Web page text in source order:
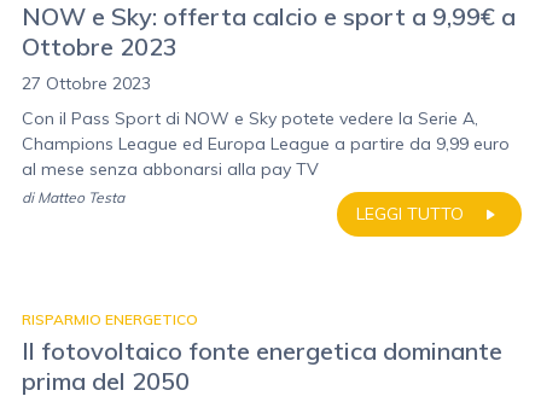
NOW e Sky: offerta calcio e sport a 9,99€ a
Ottobre 2023
27 Ottobre 2023
Con il Pass Sport di NOW e Sky potete vedere la Serie A,
Champions League ed Europa League a partire da 9,99 euro
al mese senza abbonarsi alla pay TV
LEGGI TUTTO
di Matteo Testa
RISPARMIO ENERGETICO
Il fotovoltaico fonte energetica dominante
prima del 2050